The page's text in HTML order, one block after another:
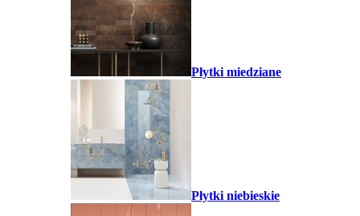
Płytki miedziane
Płytki niebieskie